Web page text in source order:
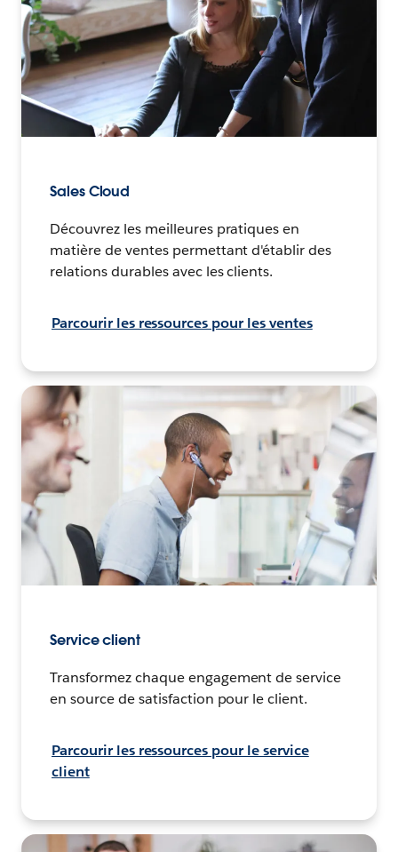
Sales Cloud
Découvrez les meilleures pratiques en
matière de ventes permettant d'établir des
relations durables avec les clients.
Parcourir les ressources pour les ventes
Service client
Transformez chaque engagement de service
en source de satisfaction pour le client.
Parcourir les ressources pour le service
client